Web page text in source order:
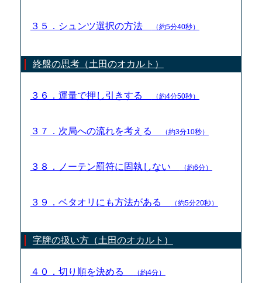
３５．シュンツ選択の方法 （約5分40秒）
終盤の思考（土田のオカルト）
３６．運量で押し引きする （約4分50秒）
３７．次局への流れを考える （約3分10秒）
３８．ノーテン罰符に固執しない （約6分）
３９．ベタオリにも方法がある （約5分20秒）
字牌の扱い方（土田のオカルト）
４０．切り順を決める （約4分）